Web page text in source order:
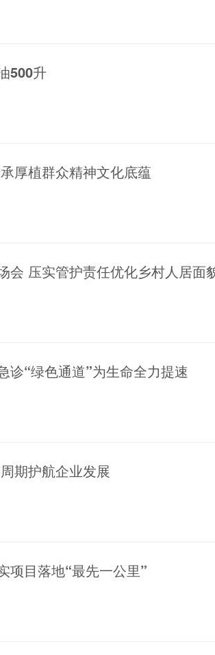
500升
厚植群众精神文化底蕴
会 压实管护责任优化乡村人居面
诊“绿色通道”为生命全力提速
期护航企业发展
项目落地“最先一公里”